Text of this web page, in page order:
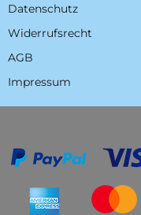
Datenschutz
Widerrufsrecht
AGB
Impressum